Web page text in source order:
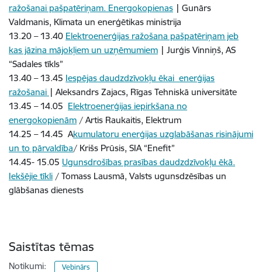
ražošanai pašpatēriņam. Energokopienas | Gunārs
Valdmanis, Klimata un enerģētikas ministrija
13.20 – 13.40 Elektroenerģijas ražošana pašpatēriņam jeb
kas jāzina mājokļiem un uzņēmumiem | Jurģis Vinniņš, AS
“Sadales tīkls”
13.40 – 13.45 Iespējas daudzdzīvokļu ēkai enerģijas
ražošanai | Aleksandrs Zajacs, Rīgas Tehniskā universitāte
13.45 – 14.05 Elektroenerģijas iepirkšana no
energokopienām / Artis Raukaitis, Elektrum
14.25 – 14.45 Akumulatoru enerģijas uzglabāšanas risinājumi
un to pārvaldība/ Krišs Prūsis, SIA “Enefit”
14.45- 15.05 Ugunsdrošības prasības daudzdzīvokļu ēkā.
Iekšējie tīkli / Tomass Lausmā, Valsts ugunsdzēsības un
glābšanas dienests
Saistītas tēmas
Notikumi: Vebinārs